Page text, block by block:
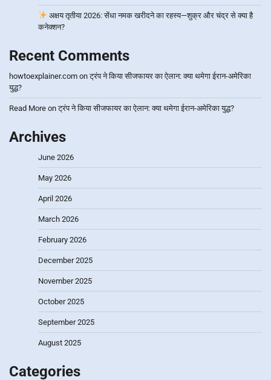
अक्षय तृतीया 2026: सेंधा नमक खरीदने का रहस्य—शुक्र और चंद्र से क्या है
कनेक्शन?
Recent Comments
howtoexplainer.com onट्रंप ने किया सीजफायर का ऐलान: क्या थमेगा ईरान-अमेरिका
युद्ध?
Read More onट्रंप ने किया सीजफायर का ऐलान: क्या थमेगा ईरान-अमेरिका युद्ध?
Archives
June 2026
May 2026
April 2026
March 2026
February 2026
December 2025
November 2025
October 2025
September 2025
August 2025
Categories